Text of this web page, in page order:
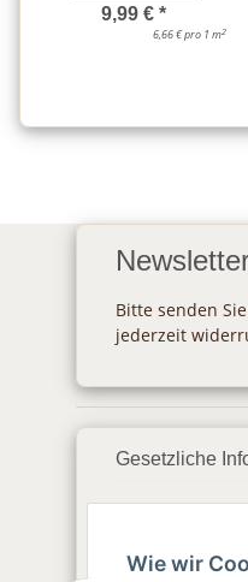
9,99 € *
6,66 € pro 1 m2
Bitte senden
jederzeit
Gesetzliche
AGB
Wie wir